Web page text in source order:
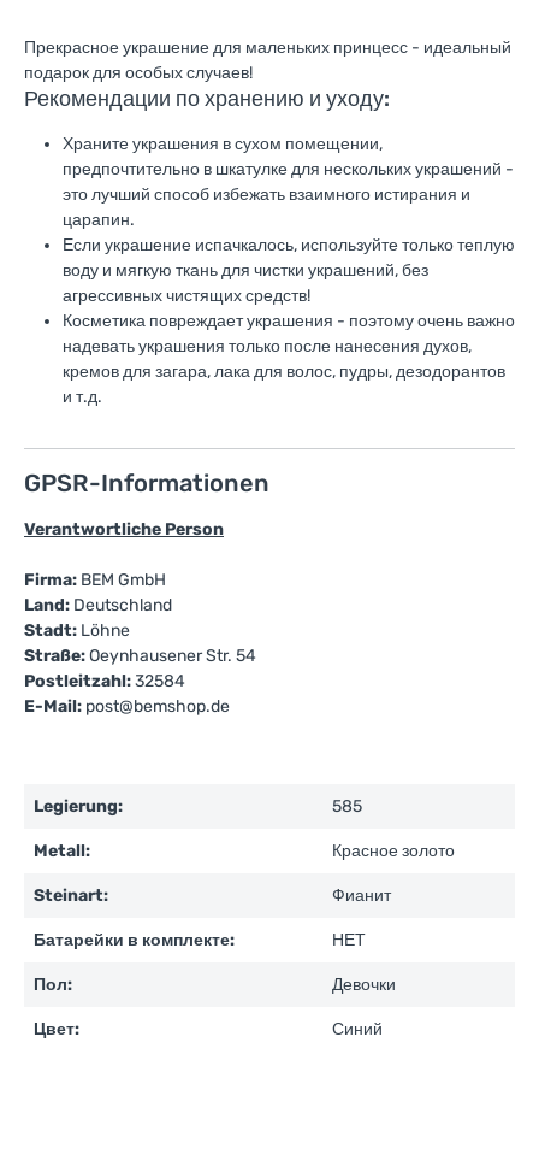
Прекрасное украшение для маленьких принцесс - идеальный
подарок для особых случаев!
Рекомендации по хранению и уходу:
Храните украшения в сухом помещении,
предпочтительно в шкатулке для нескольких украшений -
это лучший способ избежать взаимного истирания и
царапин.
Если украшение испачкалось, используйте только теплую
воду и мягкую ткань для чистки украшений, без
агрессивных чистящих средств!
Косметика повреждает украшения - поэтому очень важно
надевать украшения только после нанесения духов,
кремов для загара, лака для волос, пудры, дезодорантов
и т.д.
GPSR-Informationen
Verantwortliche Person
Firma: BEM GmbH
Land: Deutschland
Stadt: Löhne
Straße:Oeynhausener Str. 54
Postleitzahl:32584
E-Mail: post@bemshop.de
Legierung: 585
Metall: Красное золото
Steinart: Фианит
Батарейки в комплекте: НЕТ
Пол: Девочки
Цвет: Синий